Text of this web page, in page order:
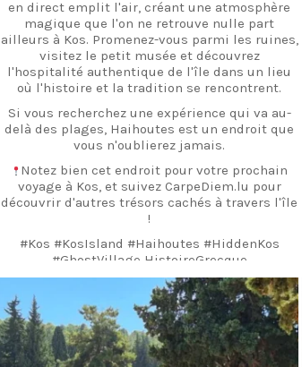
en direct emplit l'air, créant une atmosphère
magique que l'on ne retrouve nulle part
ailleurs à Kos. Promenez-vous parmi les ruines,
visitez le petit musée et découvrez
l'hospitalité authentique de l'île dans un lieu
où l'histoire et la tradition se rencontrent.
Si vous recherchez une expérience qui va au-
delà des plages, Haihoutes est un endroit que
vous n'oublierez jamais.
Notez bien cet endroit pour votre prochain
voyage à Kos, et suivez CarpeDiem.lu pour
découvrir d'autres trésors cachés à travers l'île
!
#Kos #KosIsland #Haihoutes #HiddenKos
#GhostVillage HistoireGrecque
GrèceAuthentique VisiterKos VoyagerEnGrèce
CuisineGrecque TaverneTraditionnelle
DécouvrirKos CarpeDiemLU VoyagerAvecLaila
AventuresInsulaires ...
10 0
carpediem.travel.guide
18 septembre